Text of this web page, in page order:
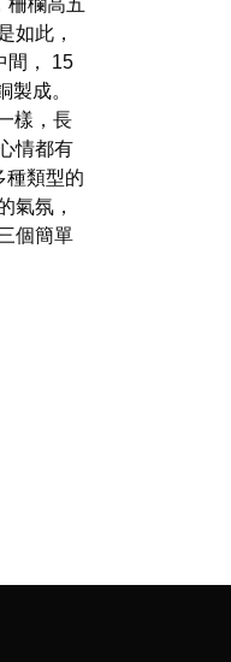
柵欄高五
如此，
間， 15
成。
樣，長
情都有
種類型的
氣氛，
個簡單